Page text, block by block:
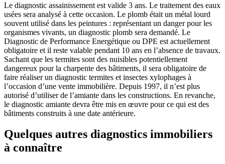
Le diagnostic assainissement est valide 3 ans. Le traitement des eaux
usées sera analysé à cette occasion. Le plomb était un métal lourd
souvent utilisé dans les peintures : représentant un danger pour les
organismes vivants, un diagnostic plomb sera demandé. Le
Diagnostic de Performance Energétique ou DPE est actuellement
obligatoire et il reste valable pendant 10 ans en l’absence de travaux.
Sachant que les termites sont des nuisibles potentiellement
dangereux pour la charpente des bâtiments, il sera obligatoire de
faire réaliser un diagnostic termites et insectes xylophages à
l’occasion d’une vente immobilière. Depuis 1997, il n’est plus
autorisé d’utiliser de l’amiante dans les constructions. En revanche,
le diagnostic amiante devra être mis en œuvre pour ce qui est des
bâtiments construits à une date antérieure.
Quelques autres diagnostics immobiliers
à connaître